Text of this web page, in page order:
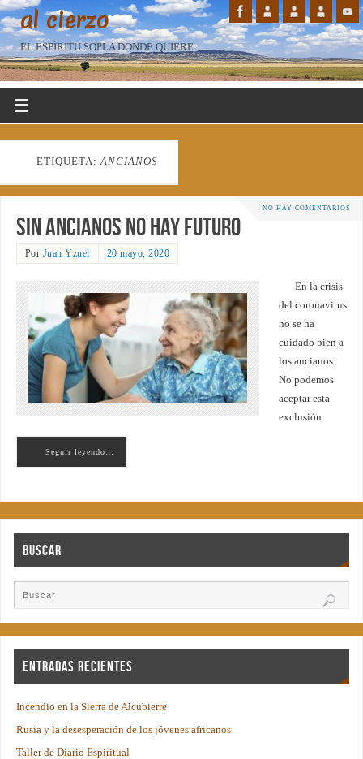
al cierzo
EL ESPÍRITU SOPLA DONDE QUIERE...
ETIQUETA:ANCIANOS
NO HAY COMENTARIOS
Sin ancianos no hay futuro
Por Juan Yzuel 20 mayo, 2020
En la crisis
del coronavirus
no se ha
cuidado bien a
los ancianos.
No podemos
aceptar esta
exclusión.
Seguir leyendo…
Buscar
Entradas recientes
Incendio en la Sierra de Alcubierre
Rusia y la desesperación de los jóvenes africanos
Taller de Diario Espiritual